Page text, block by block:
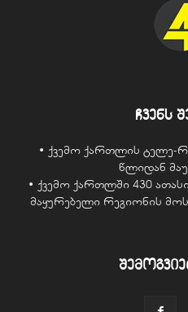
ჩვენს
• ქვემო ქართლის ტელე-
წლიდან
• ქვემო ქართლში 430
მაყურებელი რეგიონის